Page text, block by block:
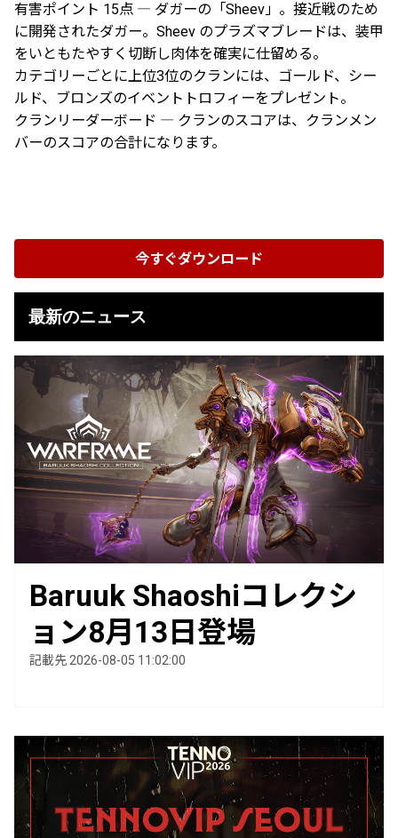
有害ポイント 15点 ― ダガーの「Sheev」。接近戦のため
に開発されたダガー。Sheev のプラズマブレードは、装甲
をいともたやすく切断し肉体を確実に仕留める。
カテゴリーごとに上位3位のクランには、ゴールド、シー
ルド、ブロンズのイベントトロフィーをプレゼント。
クランリーダーボード ― クランのスコアは、クランメン
バーのスコアの合計になります。
今すぐダウンロード
最新のニュース
Baruuk Shaoshiコレクシ
ョン8月13日登場
記載先 2026-08-05 11:02:00